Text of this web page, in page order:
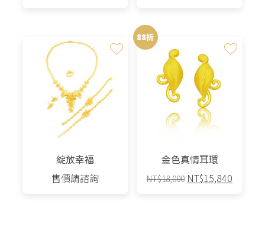
NT$41,300。
綻放幸福
售價請諮詢
88折
金色真情耳環
NT$18,000 原
NT$15,840